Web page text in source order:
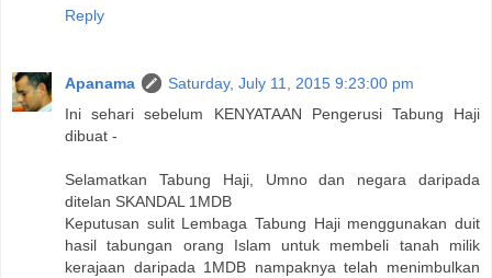
Reply
Apanama
Saturday, July 11, 2015 9:23:00 pm
Ini sehari sebelum KENYATAAN Pengerusi Tabung Haji
dibuat -
Selamatkan Tabung Haji, Umno dan negara daripada
ditelan SKANDAL 1MDB
Keputusan sulit Lembaga Tabung Haji menggunakan duit
hasil tabungan orang Islam untuk membeli tanah milik
kerajaan daripada 1MDB nampaknya telah menimbulkan